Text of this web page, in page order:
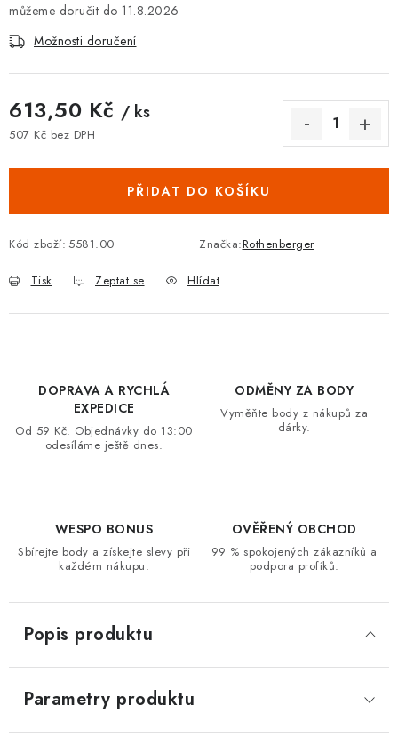
O NÁS
DOPRAVA A PLATBA
MOJE OBJEDNÁVKA
ZNAČKY
11.8.2026
Možnosti doručení
613,50 Kč / ks
507 Kč bez DPH
PŘIDAT DO KOŠÍKU
Kód zboží: 5581.00 Značka:Rothenberger
Tisk Zeptat se Hlídat
DOPRAVA A RYCHLÁ
EXPEDICE
Od 59 Kč. Objednávky do 13:00
odesíláme ještě dnes.
ODMĚNY ZA BODY
Vyměňte body z nákupů za
dárky.
WESPO BONUS
Sbírejte body a získejte slevy při
každém nákupu.
OVĚŘENÝ OBCHOD
99 % spokojených zákazníků a
podpora profíků.
Popis produktu
Parametry produktu